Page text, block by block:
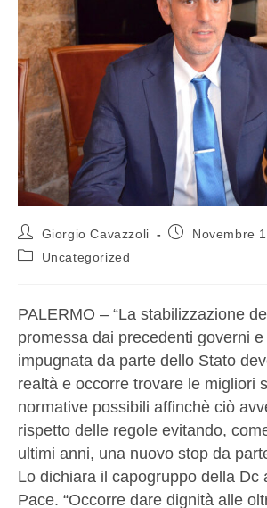
Giorgio Cavazzoli
Novembre
Uncategorized
PALERMO – “La stabilizzazione
promessa dai precedenti governi
impugnata da parte dello Stato
realtà e occorre trovare le migliori
normative possibili affinchè ciò
rispetto delle regole evitando,
ultimi anni, una nuovo stop da
Lo dichiara il capogruppo della Dc
Pace. “Occorre dare dignità alle